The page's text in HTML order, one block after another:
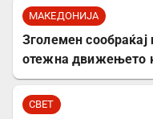
МАКЕДОНИЈА
Зголемен сообраќај
отежна движењето
СВЕТ